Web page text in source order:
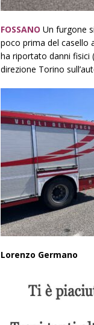
FOSSANO Un furgone
poco prima del casello
ha riportato danni fisici
direzione Torino
Lorenzo Germano